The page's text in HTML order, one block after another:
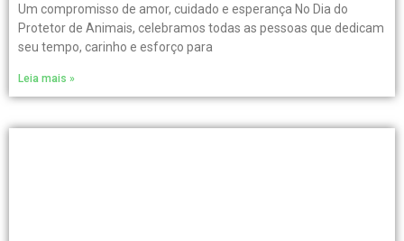
Um compromisso de amor, cuidado e esperança No Dia do
Protetor de Animais, celebramos todas as pessoas que dedicam
seu tempo, carinho e esforço para
Leia mais »